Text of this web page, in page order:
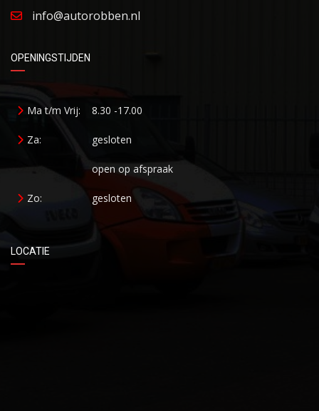
info@autorobben.nl
OPENINGSTIJDEN
Ma t/m Vrij: 8.30 -17.00
Za: gesloten
open op afspraak
Zo: gesloten
LOCATIE